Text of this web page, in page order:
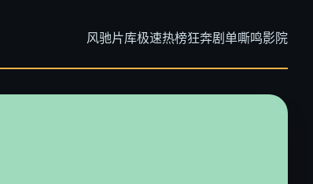
风驰片库极速热榜狂奔剧单嘶鸣影院